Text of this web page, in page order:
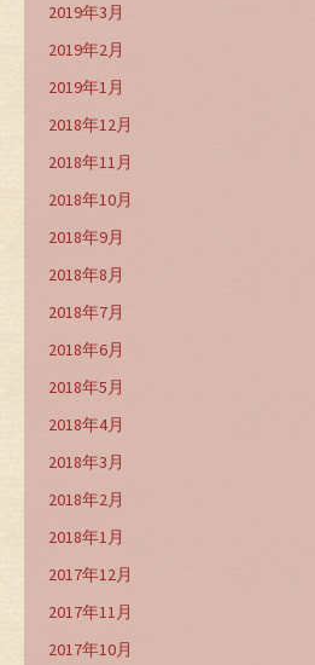
2019年3月
2019年2月
2019年1月
2018年12月
2018年11月
2018年10月
2018年9月
2018年8月
2018年7月
2018年6月
2018年5月
2018年4月
2018年3月
2018年2月
2018年1月
2017年12月
2017年11月
2017年10月